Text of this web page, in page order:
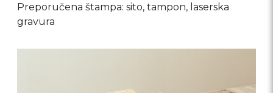
Preporučena štampa: sito, tampon, laserska
gravura